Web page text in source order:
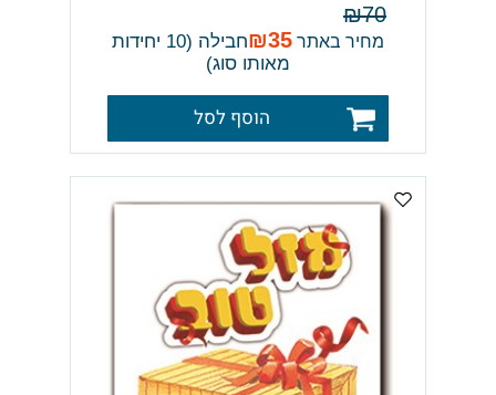
₪70
מחיר באתר ₪35
חבילה (10 יחידות
מאותו סוג)
הוסף לסל